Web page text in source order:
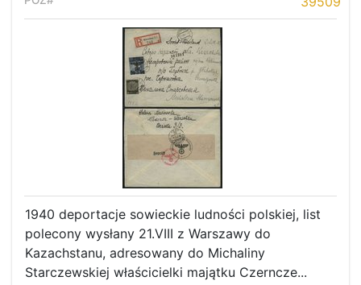
1940 deportacje sowieckie ludności polskiej, list
polecony wysłany 21.VIII z Warszawy do
Kazachstanu, adresowany do Michaliny
Starczewskiej właścicielki majątku Czerncze...